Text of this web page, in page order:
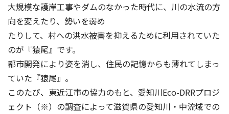
大規模な護岸工事やダムのなかった時代に、川の水流の方
向を変えたり、勢いを弱め
たりして、村への洪水被害を抑えるために利用されていた
のが『猿尾』です。
都市開発により姿を消し、住民の記憶からも薄れてしまっ
ていた『猿尾』。
このたび、東近江市の協力のもと、愛知川Eco-DRRプロジ
ェクト（※）の調査によって滋賀県の愛知川・中流域での